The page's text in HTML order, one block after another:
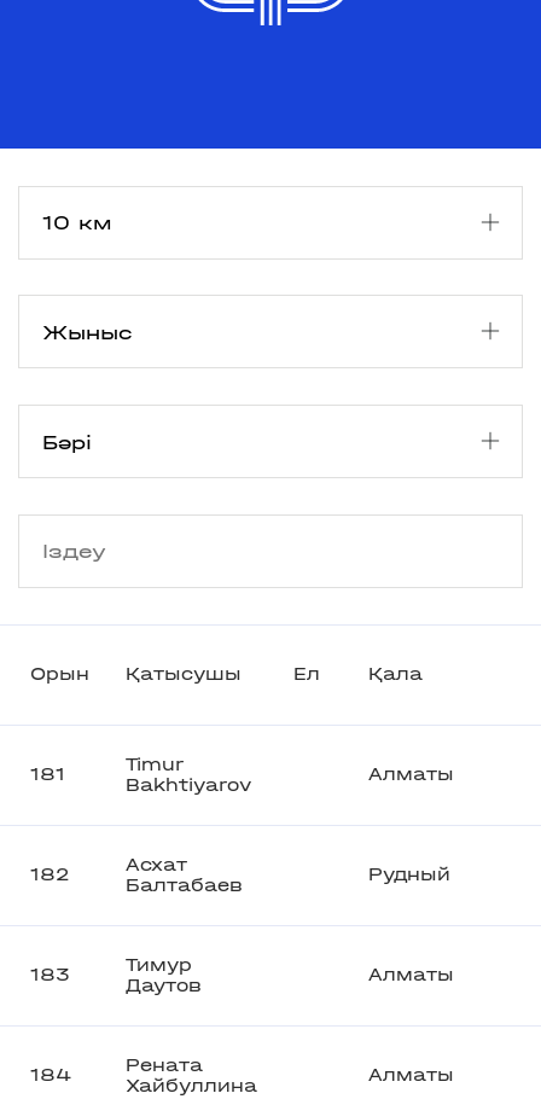
Орын Қатысушы Ел Қала
181
Timur
Bakhtiyarov
Алматы
182
Асхат
Балтабаев
Рудный
183
Тимур
Даутов
Алматы
184
Рената
Хайбуллина
Алматы